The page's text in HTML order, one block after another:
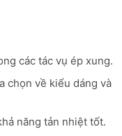
các tác vụ ép xung.
chọn về kiểu dáng và
năng tản nhiệt tốt.